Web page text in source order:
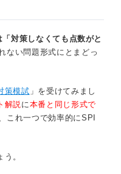
対策しなくても点数がと
ない問題形式にとまどっ
策模試 」を受けてみまし
解説に本番と同じ形式で
これ一つで効率的にSPI
。